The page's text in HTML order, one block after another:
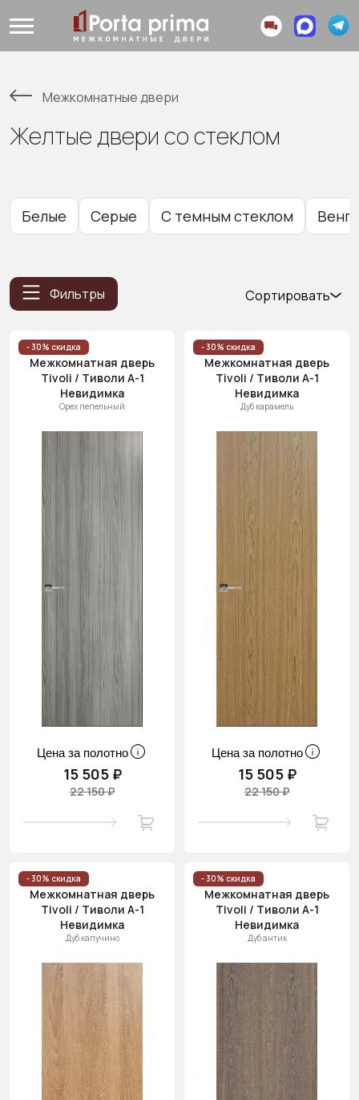
Межкомнатные двери
Желтые двери со стеклом
Белые Серые С темным стеклом
Фильтры
Сортировать
Цена
(возр.)
Цена (убыв.)
Cначала
новинки
Cначала
скидки
- 30% скидка
Межкомнатная дверь
Tivoli / Тиволи А-1
Невидимка
Орех пепельный
Цена за полотно
15 505 ₽
22 150 ₽
- 30% скидка
Межкомнатная дверь
Tivoli / Тиволи А-1
Невидимка
Дуб карамель
Цена за полотно
15 505 ₽
22 150 ₽
- 30% скидка
Межкомнатная дверь
Tivoli / Тиволи А-1
Невидимка
Дуб капучино
- 30% скидка
Межкомнатная дверь
Tivoli / Тиволи А-1
Невидимка
Дуб антик